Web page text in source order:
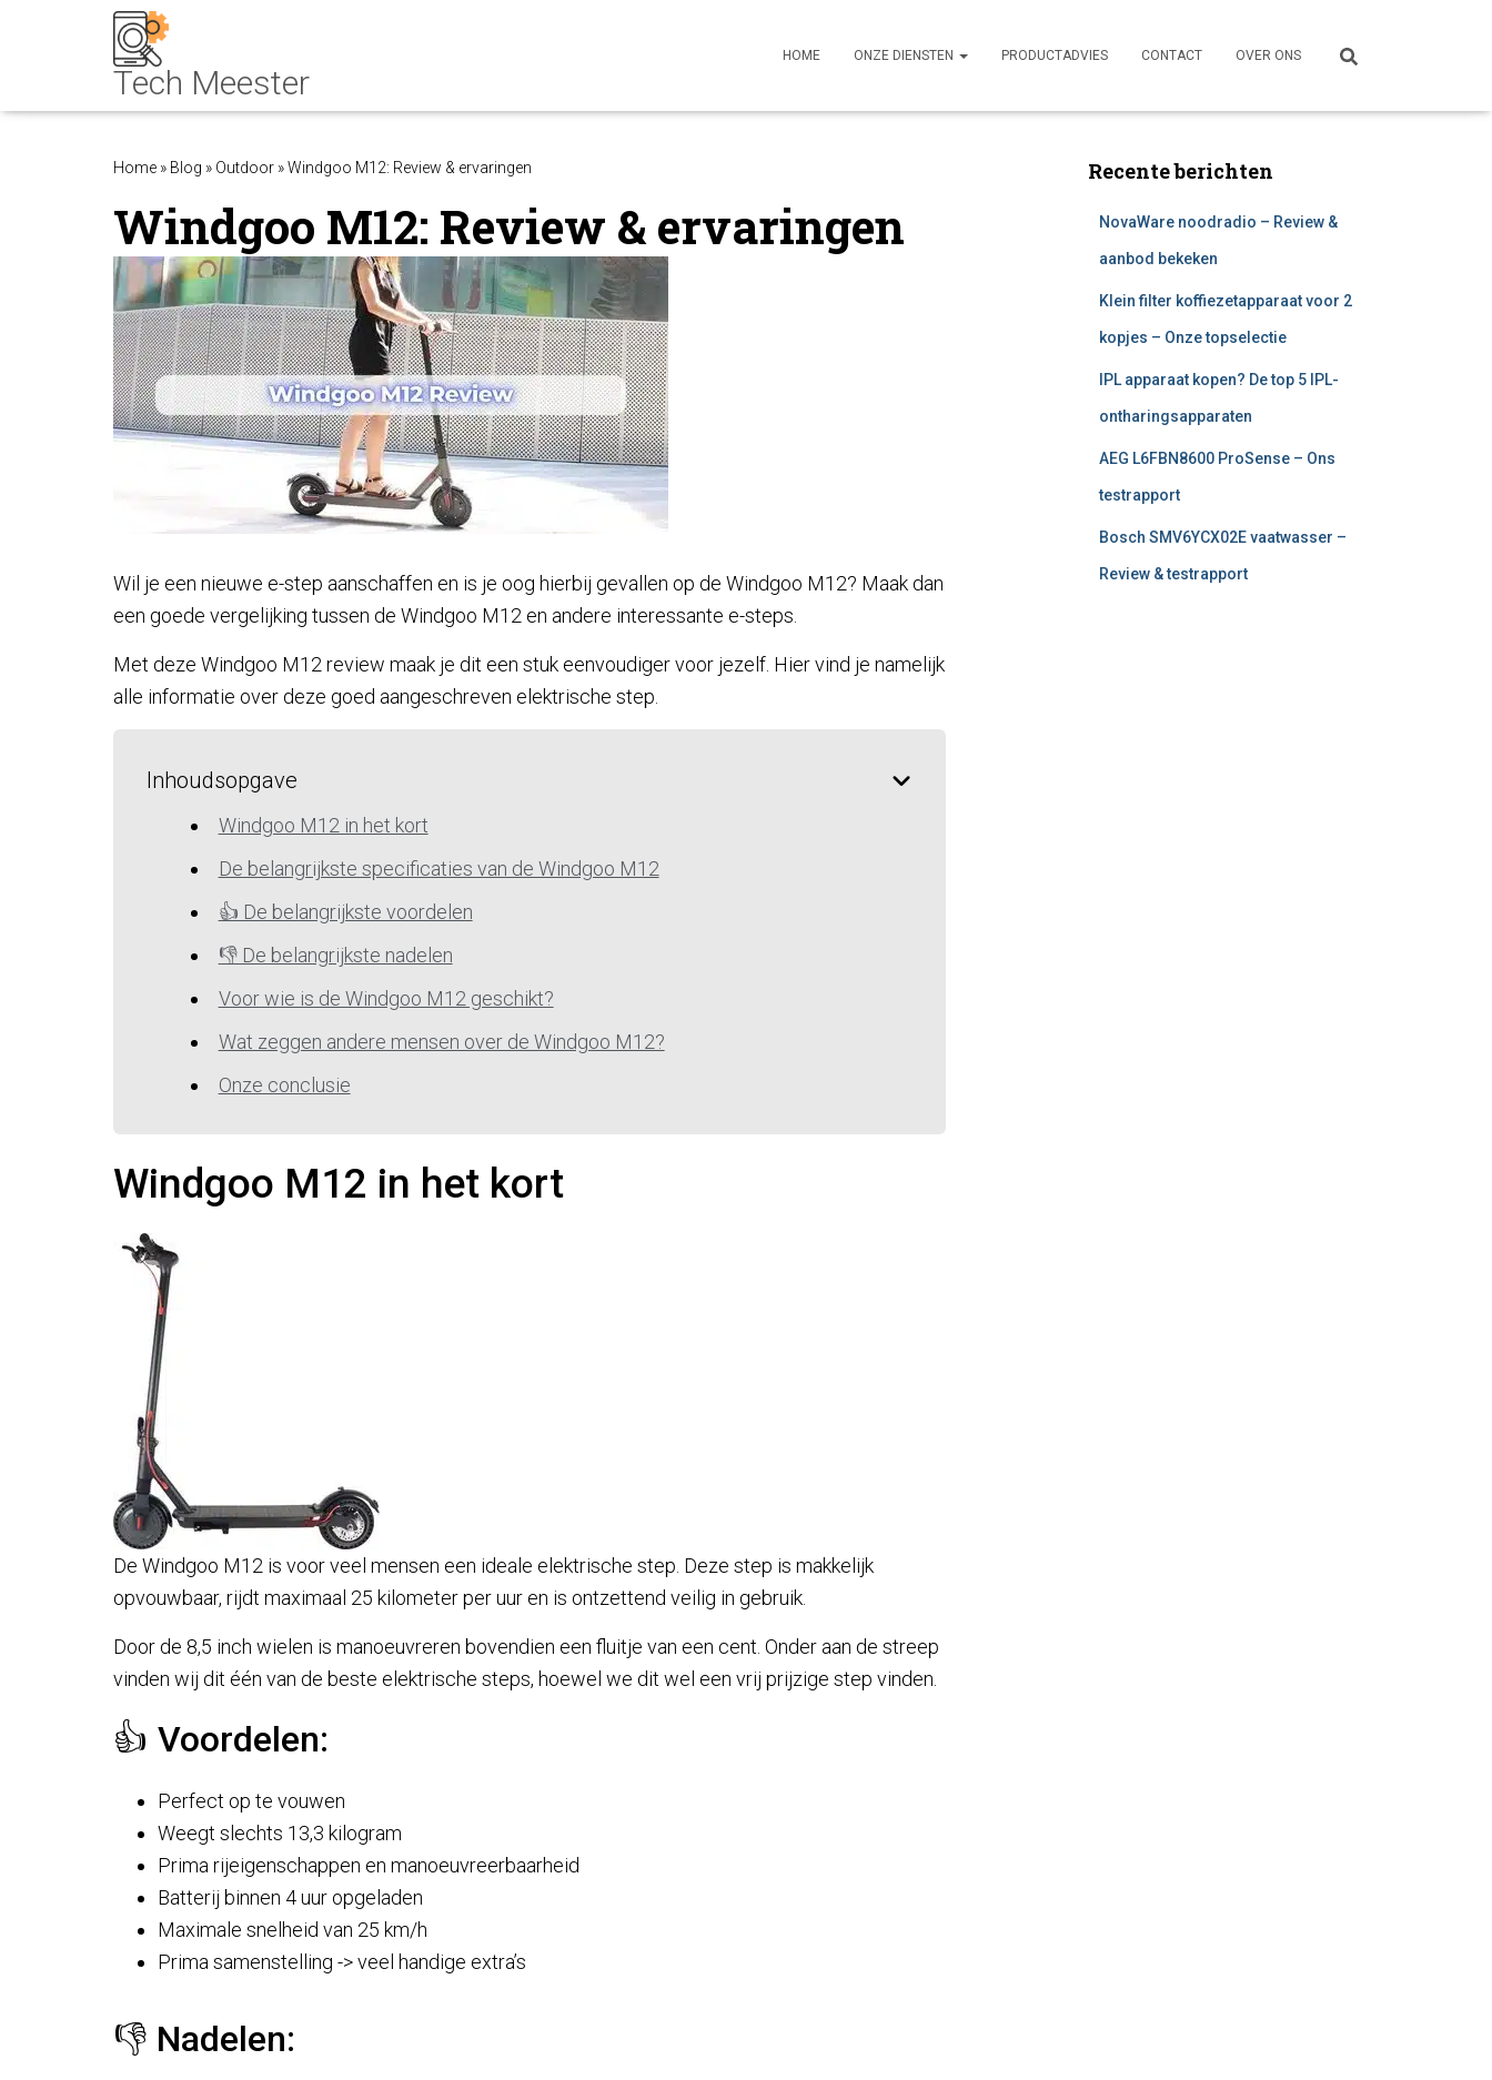
HOME ONZE DIENSTEN PRODUCTADVIES CONTACT OVER ONS
Home » Blog » Outdoor »Windgoo M12: Review & ervaringen
Windgoo M12: Review & ervaringen
Wil je een nieuwe e-step aanschaffen en is je oog hierbij gevallen op de Windgoo M12? Maak dan
een goede vergelijking tussen de Windgoo M12 en andere interessante e-steps.
Met deze Windgoo M12 review maak je dit een stuk eenvoudiger voor jezelf. Hier vind je namelijk
alle informatie over deze goed aangeschreven elektrische step.
Inhoudsopgave
Windgoo M12 in het kort
De belangrijkste specificaties van de Windgoo M12
👍 De belangrijkste voordelen
👎 De belangrijkste nadelen
Voor wie is de Windgoo M12 geschikt?
Wat zeggen andere mensen over de Windgoo M12?
Onze conclusie
Windgoo M12 in het kort
De Windgoo M12 is voor veel mensen een ideale elektrische step. Deze step is makkelijk
opvouwbaar, rijdt maximaal 25 kilometer per uur en is ontzettend veilig in gebruik.
Door de 8,5 inch wielen is manoeuvreren bovendien een fluitje van een cent. Onder aan de streep
vinden wij dit één van de beste elektrische steps, hoewel we dit wel een vrij prijzige step vinden.
👍 Voordelen:
Perfect op te vouwen
Weegt slechts 13,3 kilogram
Prima rijeigenschappen en manoeuvreerbaarheid
Batterij binnen 4 uur opgeladen
Maximale snelheid van 25 km/h
Prima samenstelling -> veel handige extra’s
👎 Nadelen:
Recente berichten
NovaWare noodradio – Review &
aanbod bekeken
Klein filter koffiezetapparaat voor 2
kopjes – Onze topselectie
IPL apparaat kopen? De top 5 IPL-
ontharingsapparaten
AEG L6FBN8600 ProSense – Ons
testrapport
Bosch SMV6YCX02E vaatwasser –
Review & testrapport